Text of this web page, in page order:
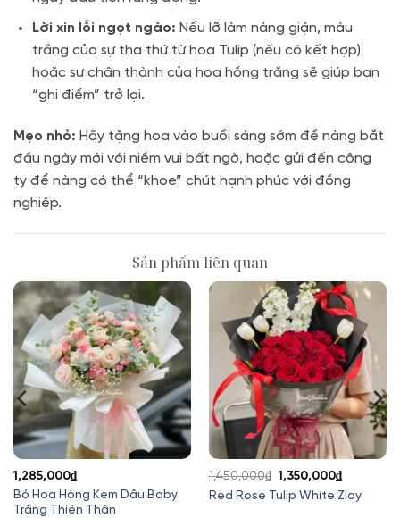
Lời xin lỗi ngọt ngào: Nếu lỡ làm nàng giận, màu
trắng của sự tha thứ từ hoa Tulip (nếu có kết hợp)
hoặc sự chân thành của hoa hồng trắng sẽ giúp bạn
“ghi điểm” trở lại.
Mẹo nhỏ: Hãy tặng hoa vào buổi sáng sớm để nàng bắt
đầu ngày mới với niềm vui bất ngờ, hoặc gửi đến công
ty để nàng có thể “khoe” chút hạnh phúc với đồng
nghiệp.
Sản phẩm liên quan
Bó Hoa Hồng Kem Dâu Baby
Trắng Thiên Thần
1,285,000₫
Red Rose Tulip White Zlay
1,450,000₫ Giá
gốc
1,350,000₫Giá
hiện